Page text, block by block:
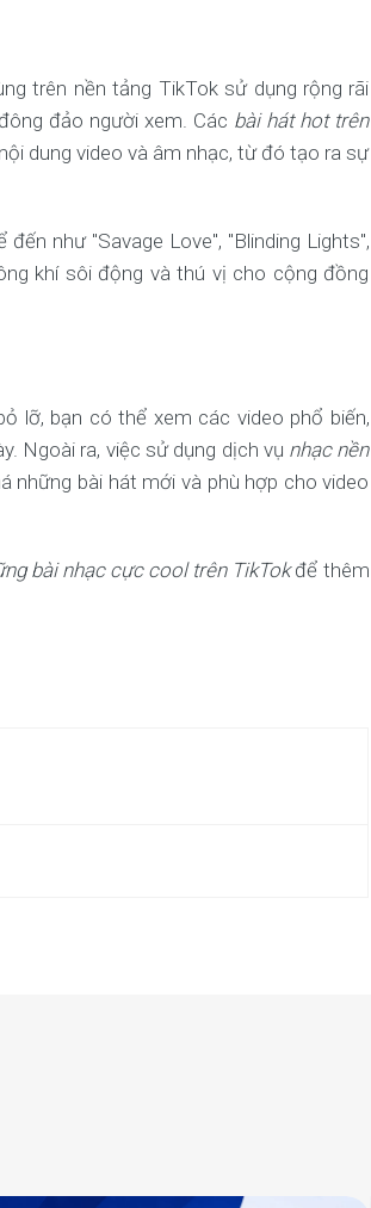
trên nền tảng TikTok sử dụng rộng rãi
đảo người xem. Các bài hát hot trên
dung video và âm nhạc, từ đó tạo ra sự
như "Savage Love", "Blinding Lights",
khí sôi động và thú vị cho cộng đồng
lỡ, bạn có thể xem các video phổ biến,
Ngoài ra, việc sử dụng dịch vụ nhạc nền
bài hát mới và phù hợp cho video
bài nhạc cực cool trên TikTokđể thêm